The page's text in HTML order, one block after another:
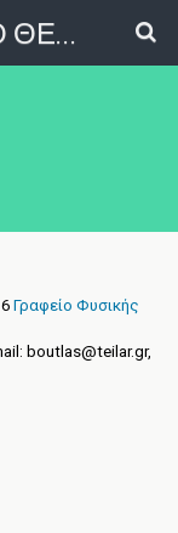
ΓΦΑ ΠΑΝΕΠΙΣΤΗΜΙΟ ΘΕΣΣΑΛΙΑΣ
Γραφείο Φυσικής
boutlas@teilar.gr,